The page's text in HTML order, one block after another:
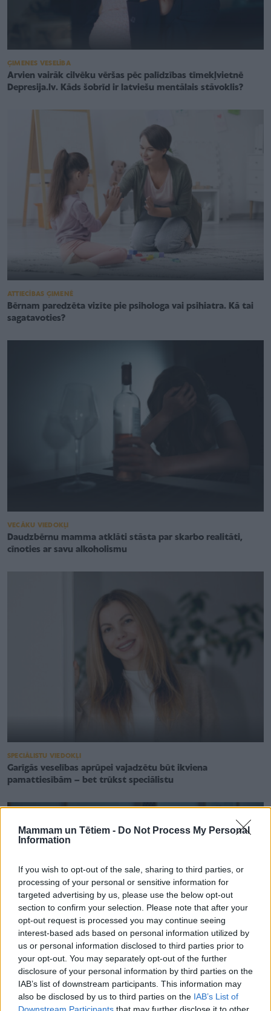
Mammam un Tētiem - Do Not Process My Personal
Information
If you wish to opt-out of the sale, sharing to third parties, or
processing of your personal or sensitive information for
targeted advertising by us, please use the below opt-out
section to confirm your selection. Please note that after your
opt-out request is processed you may continue seeing
interest-based ads based on personal information utilized by
us or personal information disclosed to third parties prior to
your opt-out. You may separately opt-out of the further
disclosure of your personal information by third parties on the
IAB’s list of downstream participants. This information may
also be disclosed by us to third parties on the IAB’s List of
Downstream Participants that may further disclose it to other
ĢIMENES VESELĪBA
Arvien vairāk cilvēku vēršas pēc palīdzības tīmekļvietnē
Depresija.lv. Kāds šobrīd ir latviešu mentālais stāvoklis?
ATTIECĪBAS ĢIMENĒ
Bērnam paredzēta vizīte pie psihologa vai psihiatra. Kā tai
sagatavoties?
VECĀKU VIEDOKĻI
Daudzbērnu mamma atklāti stāsta par skarbo realitāti,
cīnoties ar savu alkoholismu
SPECIĀLISTU VIEDOKĻI
Garīgās veselības aprūpei vajadzētu būt ikviena
pamattiesībām – bet trūkst speciālistu
ĢIMENES VESELĪBA
Radīts jauns digitāls rīks, kas cilvēkiem ļaus ātrāk saņemt